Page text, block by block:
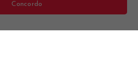
Concordo